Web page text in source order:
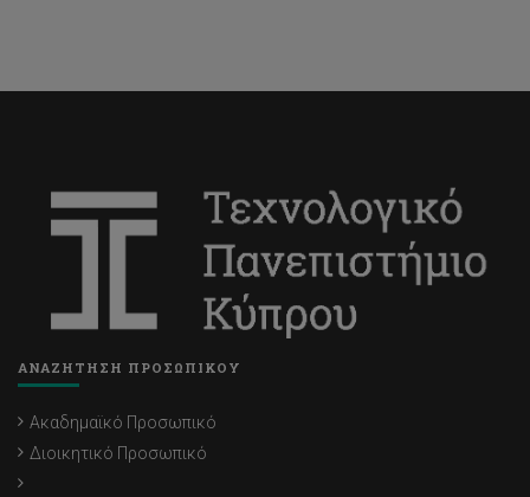
ΑΝΑΖΗΤΗΣΗ ΠΡΟΣΩΠΙΚΟΥ
Ακαδημαϊκό Προσωπικό
Διοικητικό Προσωπικό